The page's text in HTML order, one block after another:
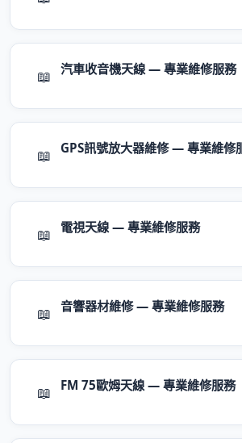
📖 汽車收音機天線 — 專業維修服務
📖 GPS訊號放大器維修 — 專業維修
📖 電視天線 — 專業維修服務
📖 音響器材維修 — 專業維修服務
📖 FM 75歐姆天線 — 專業維修服務